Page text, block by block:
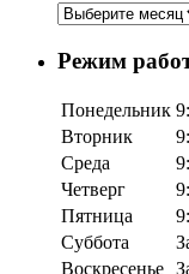
Архивы
Режим
Понедельник
Вторник
Среда
Четверг
Пятница
Суббота
Воскресенье